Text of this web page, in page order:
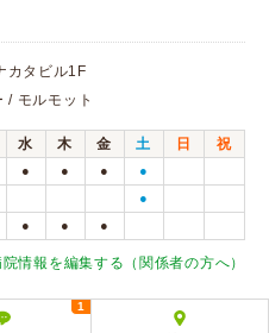
カタビル1F
/ モルモット
水 木 金 土 日
祝
● ● ● ●
●
● ● ●
情報を編集する（関係者の方へ）
1